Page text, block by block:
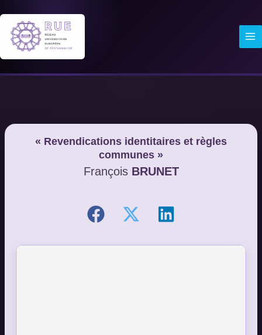
contenu
« Revendications identitaires et règles
communes »
François BRUNET